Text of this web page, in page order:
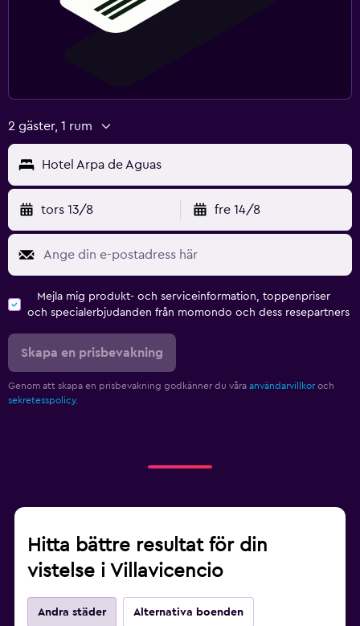
2 gäster, 1 rum
Hotel Arpa de Aguas
tors 13/8 fre 14/8
Mejla mig produkt- och serviceinformation, toppenpriser
och specialerbjudanden från momondo och dess resepartners
Skapa en prisbevakning
Genom att skapa en prisbevakning godkänner du våra användarvillkor och
sekretesspolicy.
Hitta bättre resultat för din
vistelse i Villavicencio
Andra städer Alternativa boenden